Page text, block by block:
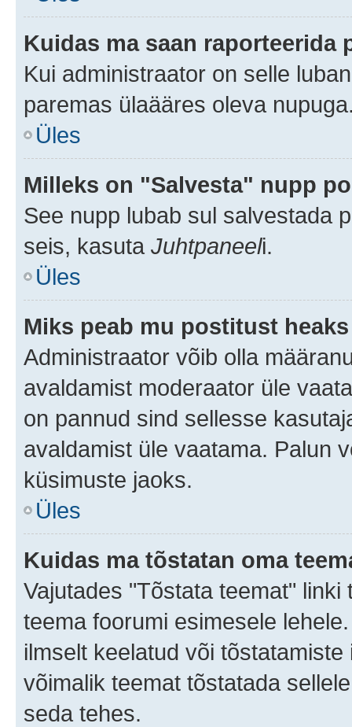
Kuidas ma saan raporteerida
Kui administraator on selle
paremas ülaääres oleva
Üles
Milleks on "Salvesta" nupp
See nupp lubab sul salvestada
seis, kasuta Juhtpaneeli.
Üles
Miks peab mu postitust
Administraator võib olla
avaldamist moderaator üle
on pannud sind sellesse
avaldamist üle vaatama. Palun
küsimuste jaoks.
Üles
Kuidas ma tõstatan oma
Vajutades "Tõstata teemat"
teema foorumi esimesele
ilmselt keelatud või
võimalik teemat tõstatada
seda tehes.